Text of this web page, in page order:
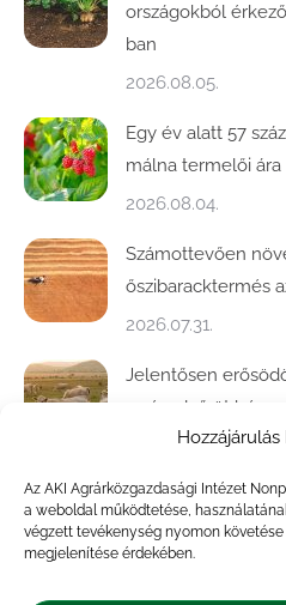
Az AKI Agrárközgazdasági Intézet
a weboldal működtetése,
végzett tevékenység nyomon
megjelenítése érdekében.
országokból
ban
2026.08.05.
Egy év alatt 57
málna termelői ára
2026.08.04.
Számottevően
őszibaracktermés
2026.07.31.
Jelentősen
az év első öt
2026.07.28.
Közel ötödével
Magyarországon